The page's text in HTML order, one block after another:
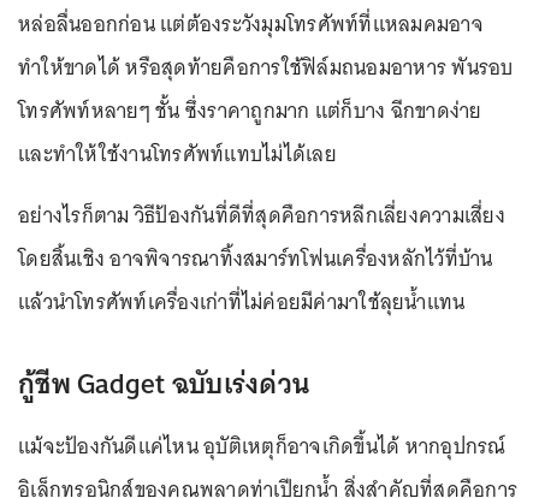
หล่อลื่นออกก่อน แต่ต้องระวังมุมโทรศัพท์ที่แหลมคมอาจ
ทำให้ขาดได้ หรือสุดท้ายคือการใช้ฟิล์มถนอมอาหาร พันรอบ
โทรศัพท์หลายๆ ชั้น ซึ่งราคาถูกมาก แต่ก็บาง ฉีกขาดง่าย
และทำให้ใช้งานโทรศัพท์แทบไม่ได้เลย
อย่างไรก็ตาม วิธีป้องกันที่ดีที่สุดคือการหลีกเลี่ยงความเสี่ยง
โดยสิ้นเชิง อาจพิจารณาทิ้งสมาร์ทโฟนเครื่องหลักไว้ที่บ้าน
แล้วนำโทรศัพท์เครื่องเก่าที่ไม่ค่อยมีค่ามาใช้ลุยน้ำแทน
กู้ชีพ Gadget ฉบับเร่งด่วน
แม้จะป้องกันดีแค่ไหน อุบัติเหตุก็อาจเกิดขึ้นได้ หากอุปกรณ์
อิเล็กทรอนิกส์ของคุณพลาดท่าเปียกน้ำ สิ่งสำคัญที่สุดคือการ